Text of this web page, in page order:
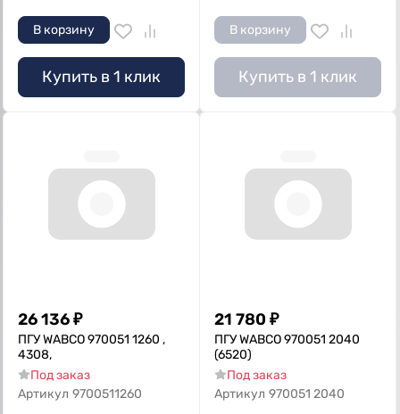
В корзину
Купить в 1 клик
В корзину
Купить в 1 клик
26 136₽
ПГУ WABCO 970051 1260 ,
4308,
Под заказ
Артикул 9700511260
21 780 ₽
ПГУ WABCO 970051 2040
(6520)
Под заказ
Артикул 970051 2040